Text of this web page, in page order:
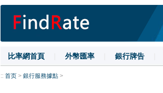
比率網首頁 外幣匯率 銀行牌告
:: 首页> 銀行服務據點>